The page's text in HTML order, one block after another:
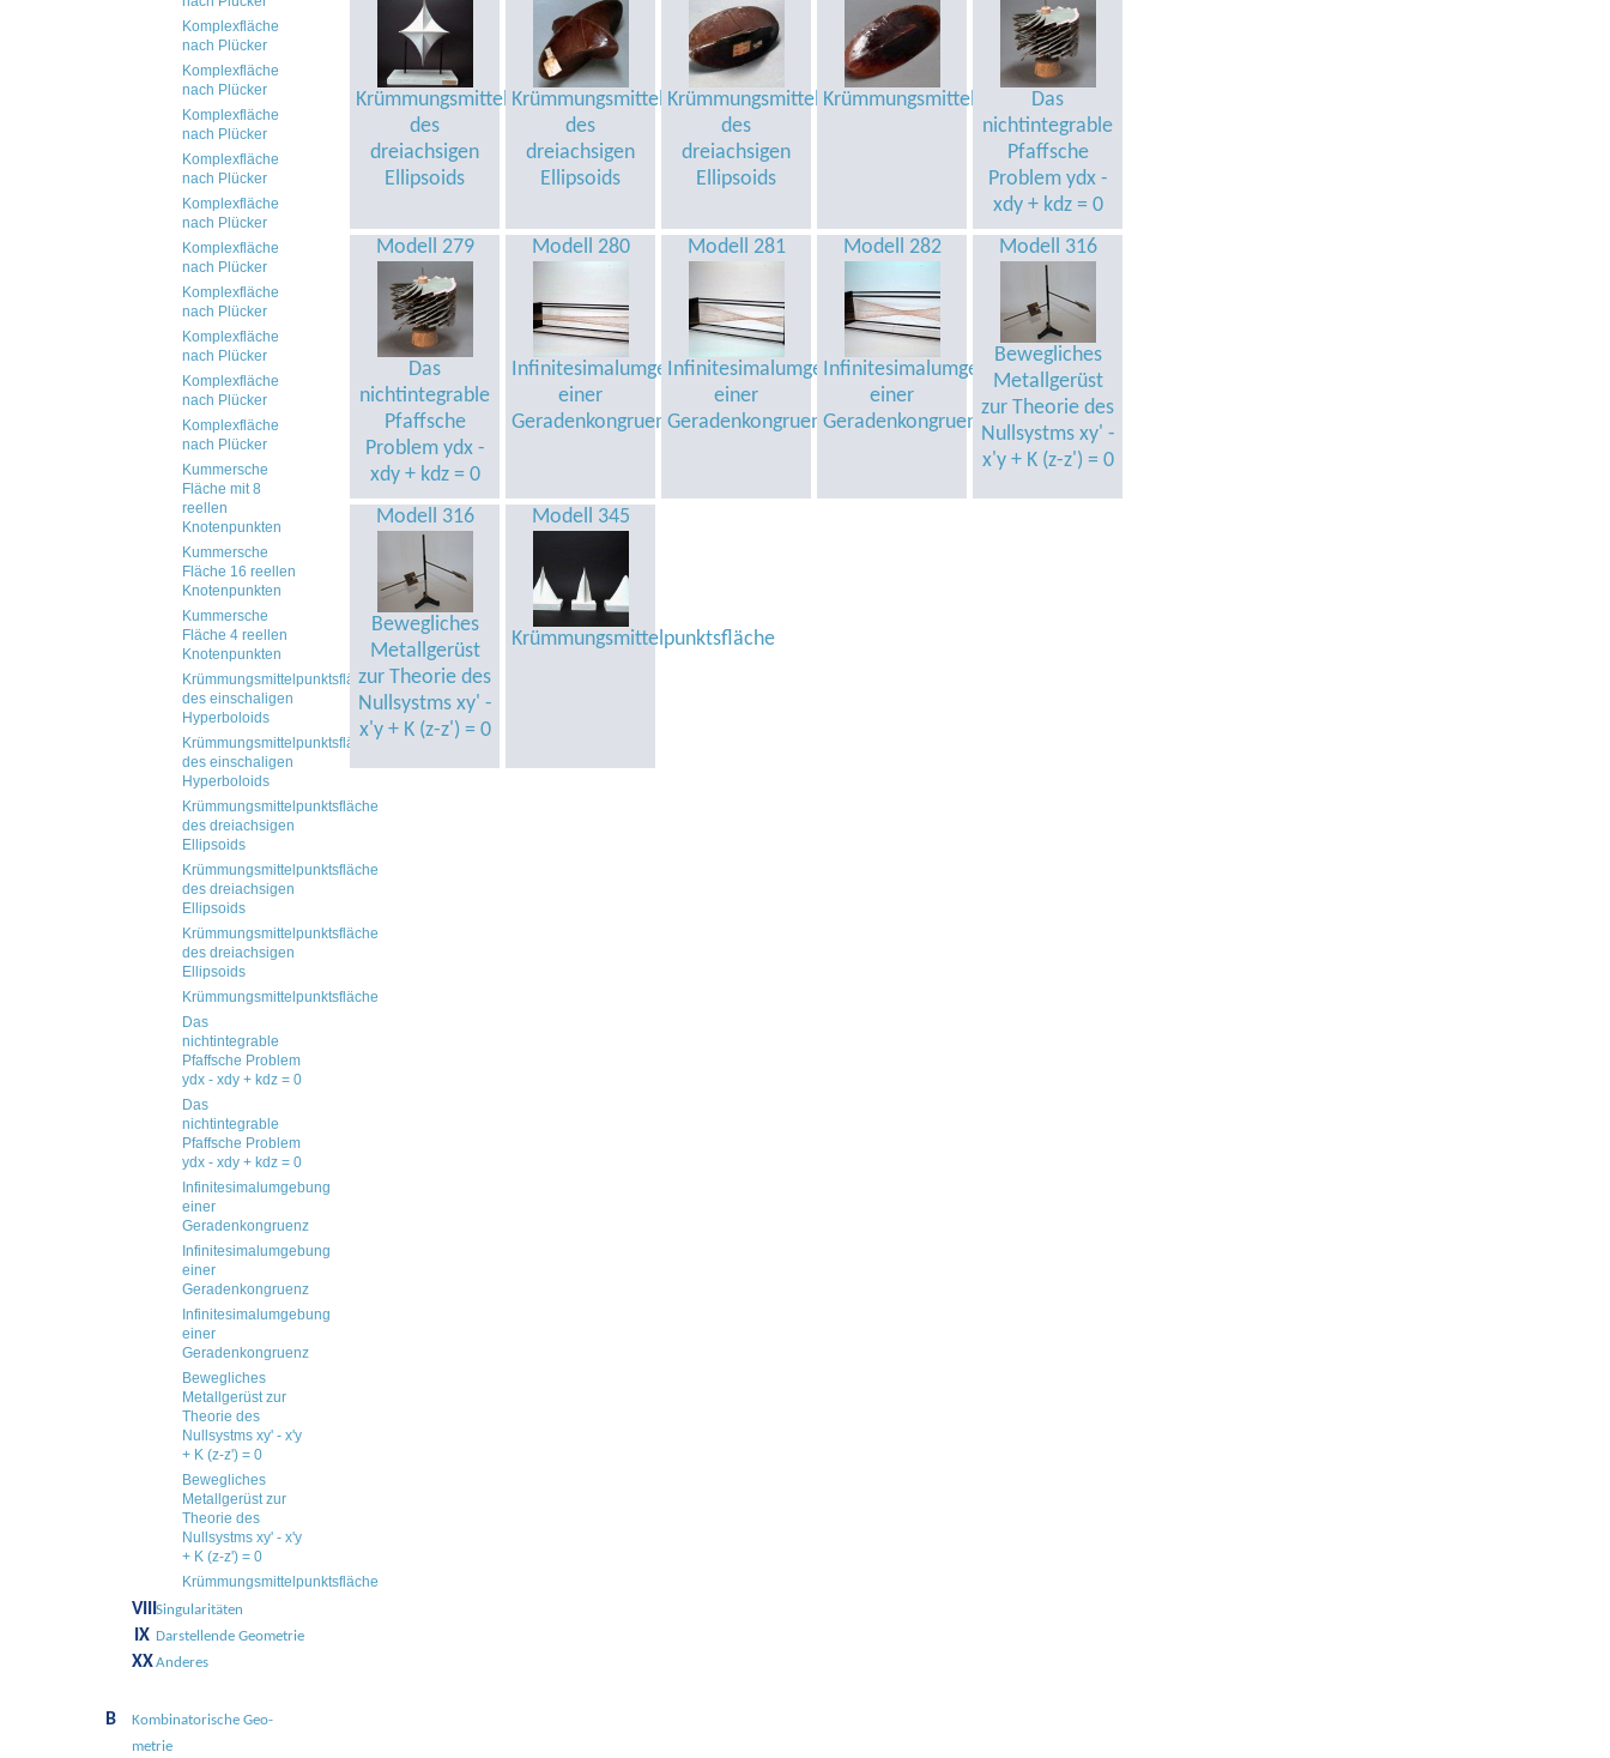
Komplexfläche
nach Plücker
Komplexfläche
nach Plücker
Komplexfläche
nach Plücker
Komplexfläche
nach Plücker
Komplexfläche
nach Plücker
Komplexfläche
nach Plücker
Komplexfläche
nach Plücker
Komplexfläche
nach Plücker
Komplexfläche
nach Plücker
Komplexfläche
nach Plücker
Kummersche
Fläche mit 8
reellen
Knotenpunkten
Kummersche
Fläche 16 reellen
Knotenpunkten
Kummersche
Fläche 4 reellen
Knotenpunkten
Krümmungsmittelpunktsfläche
des einschaligen
Hyperboloids
Krümmungsmittelpunktsfläche
des einschaligen
Hyperboloids
Krümmungsmittelpunktsfläche
des dreiachsigen
Ellipsoids
Krümmungsmittelpunktsfläche
des dreiachsigen
Ellipsoids
Krümmungsmittelpunktsfläche
des dreiachsigen
Ellipsoids
Krümmungsmittelpunktsfläche
Das
nichtintegrable
Pfaffsche Problem
ydx - xdy + kdz = 0
Das
nichtintegrable
Pfaffsche Problem
ydx - xdy + kdz = 0
Infinitesimalumgebung
einer
Geradenkongruenz
Infinitesimalumgebung
einer
Geradenkongruenz
Infinitesimalumgebung
einer
Geradenkongruenz
Bewegliches
Metallgerüst zur
Theorie des
Nullsystms xy' - x'y
+ K (z-z') = 0
Bewegliches
Metallgerüst zur
Theorie des
Nullsystms xy' - x'y
+ K (z-z') = 0
Krümmungsmittelpunktsfläche
VIIISingularitäten
IX Darstellende Geometrie
XXAnderes
B
Kombinato­rische Geo­
metrie
Krümmungsmittelpunktsfläche
des
dreiachsigen
Ellipsoids
Krümmungsmittelpunktsfläche
des
dreiachsigen
Ellipsoids
Krümmungsmittelpunktsfläche
des
dreiachsigen
Ellipsoids
Krümmungsmittelpunktsfläche
Das
nichtintegrable
Pfaffsche
Problem ydx -
xdy + kdz = 0
Modell 279
Das
nichtintegrable
Pfaffsche
Problem ydx -
xdy + kdz = 0
Modell 280
Infinitesimalumgebung
einer
Geradenkongruenz
Modell 281
Infinitesimalumgebung
einer
Geradenkongruenz
Modell 282
Infinitesimalumgebung
einer
Geradenkongruenz
Modell 316
Bewegliches
Metallgerüst
zur Theorie des
Nullsystms xy' -
x'y + K (z-z') = 0
Modell 316
Bewegliches
Metallgerüst
zur Theorie des
Nullsystms xy' -
x'y + K (z-z') = 0
Modell 345
Krümmungsmittelpunktsfläche